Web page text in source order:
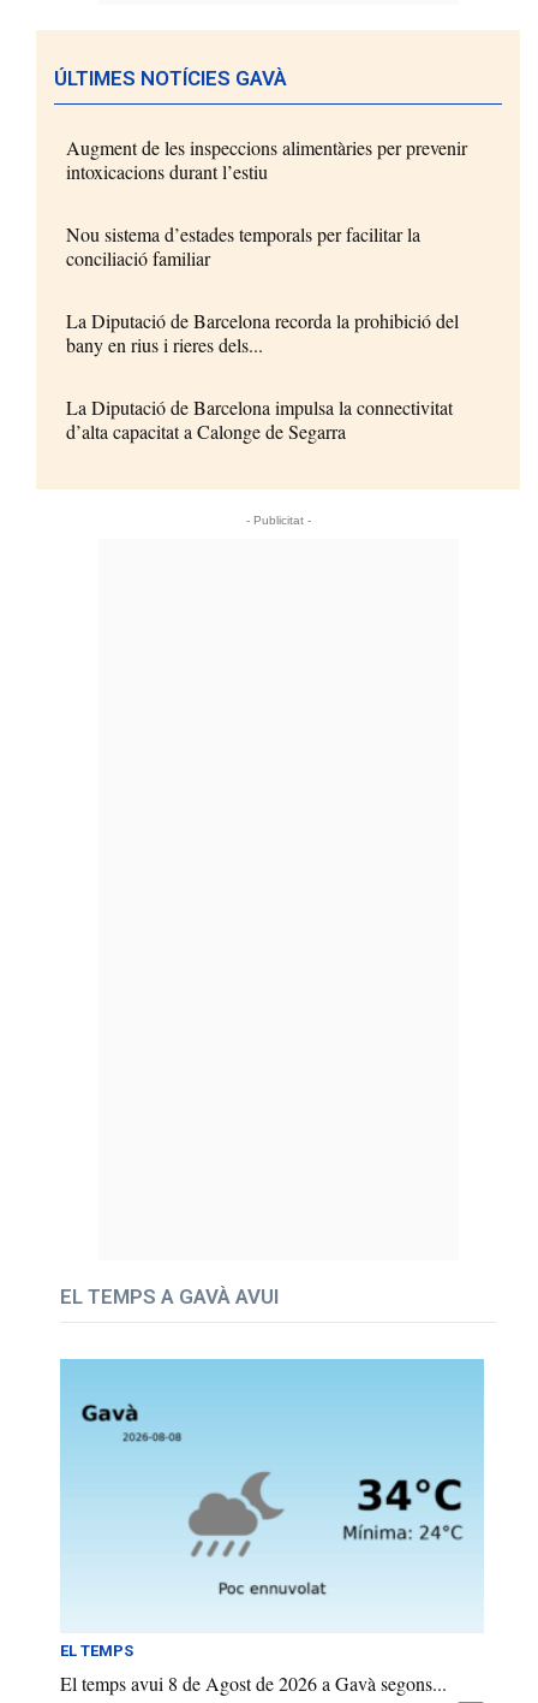
ÚLTIMES NOTÍCIES GAVÀ
Augment de les inspeccions alimentàries per prevenir
intoxicacions durant l’estiu
Nou sistema d’estades temporals per facilitar la
conciliació familiar
La Diputació de Barcelona recorda la prohibició del
bany en rius i rieres dels...
La Diputació de Barcelona impulsa la connectivitat
d’alta capacitat a Calonge de Segarra
- Publicitat -
EL TEMPS A GAVÀ AVUI
EL TEMPS
El temps avui 8 de Agost de 2026 a Gavà segons...